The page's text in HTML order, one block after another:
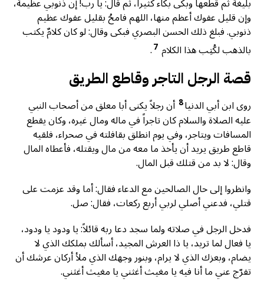
وإن قليل عفوك أعظم منها، اللهم فامحُ بقليل عفوك عظيم
ذنوبي. فبلغ ذلك الحسن البصري فبكى وقال: لو كان كلامٌ يكتب
بالذهب لكُتِب هذا الكلام 7
.
قصة الرجل التاجر وقاطع الطريق
روى ابن أبي الدنيا8 أن رجلاً يكنى أبا معلق من أصحاب النبي
عليه الصلاة والسلام كان تاجراً في ماله ومال غيره، وكان يقطع
المسافات ويتاجر، وفي يوم انطلق بقافلته في صحراء، فلقيه
قاطع طريق يريد أن يأخذ ما معه من مال ويقتله، فأعطاه المال
وقال: لا بد من قتلك قبل المال.
وانظروا إلى حال الصالحين مع الدعاء فقال: أما وقد عزمت على
قتلي، فدعني أصلي لربي أربع ركعات، فقال: صل.
فدخل الرجل في صلاته ولما سجد دعا ربه قائلاً: يا ودود يا ودود،
يا فعال لما تريد، يا ذا العرش المجيد، أسألك بملكك الذي لا
يضام، وبعزك الذي لا يرام، وبنور وجهك الذي ملأ أركان عرشك أن
تفرّج عني ما أنا فيه يا مغيث أغثني يا مغيث أغثني.